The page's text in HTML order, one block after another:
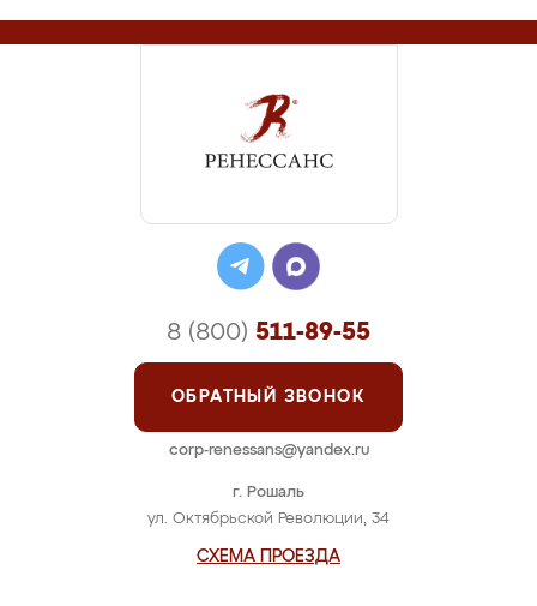
г. Рошаль
ул. Октябрьской Революции, 34
СХЕМА ПРОЕЗДА
8 (800) 511-89-55
ОБРАТНЫЙ ЗВОНОК
corp-renessans@yandex.ru